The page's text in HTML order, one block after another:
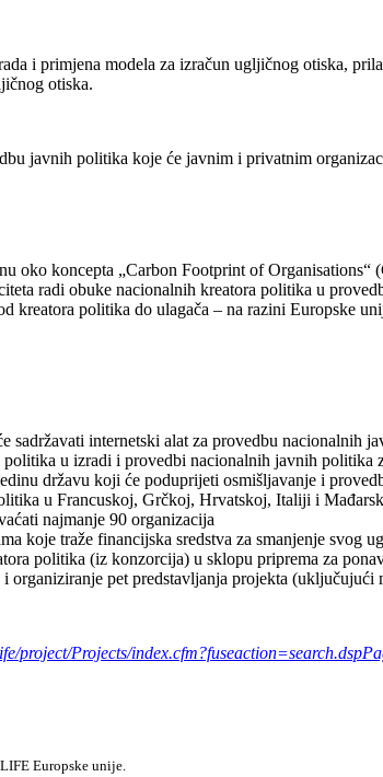
i primjena modela za izračun ugljičnog otiska,
otiska.
javnih politika koje će javnim i privatnim
oko koncepta „Carbon Footprint of
radi obuke nacionalnih kreatora politika u
kreatora politika do ulagača – na razini Europske
sadržavati internetski alat za provedbu nacionalnih
u izradi i provedbi nacionalnih javnih politika
državu koji će poduprijeti osmišljavanje i
u Francuskoj, Grčkoj, Hrvatskoj, Italiji i
najmanje 90 organizacija
koje traže financijska sredstva za smanjenje svog
politika (iz konzorcija) u sklopu priprema za
organiziranje pet predstavljanja projekta
project/Projects/
Europske unije.